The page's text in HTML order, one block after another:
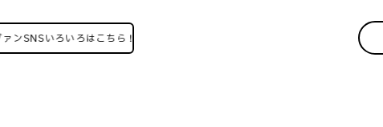
いろいろはこちら！